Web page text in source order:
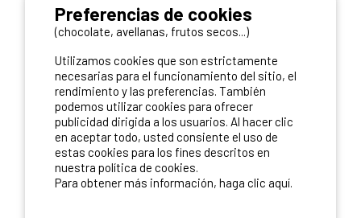
NOVEDADESINSCRIBIÉNDOTE A NUESTRA
NEWSLETTER!
ME INSCRIBO
NUESTROS PARTNERS
Preferencias de cookies
(chocolate, avellanas, frutos secos...)
Utilizamos cookies que son estrictamente
necesarias para el funcionamiento del sitio, el
rendimiento y las preferencias. También
podemos utilizar cookies para ofrecer
publicidad dirigida a los usuarios. Al hacer clic
en aceptar todo, usted consiente el uso de
estas cookies para los fines descritos en
nuestra política de cookies.
Para obtener más información, haga clic aquí.